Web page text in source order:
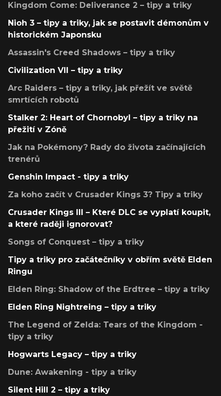
Kingdom Come: Deliverance 2 – tipy a triky
Nioh 3 – tipy a triky, jak se postavit démonům v
historickém Japonsku
Assassin's Creed Shadows – tipy a triky
Civilization VII – tipy a triky
Arc Raiders – tipy a triky, jak přežít ve světě
smrtících robotů
Stalker 2: Heart of Chornobyl – tipy a triky na
přežití v Zóně
Jak na Pokémony? Rady do života začínajících
trenérů
Genshin Impact - tipy a triky
Za koho začít v Crusader Kings 3? Tipy a triky
Crusader Kings III – Které DLC se vyplatí koupit,
a které raději ignorovat?
Songs of Conquest – tipy a triky
Tipy a triky pro začátečníky v obřím světě Elden
Ringu
Elden Ring: Shadow of the Erdtree – tipy a triky
Elden Ring Nightreing – tipy a triky
The Legend of Zelda: Tears of the Kingdom -
tipy a triky
Hogwarts Legacy – tipy a triky
Dune: Awakening - tipy a triky
Silent Hill 2 – tipy a triky